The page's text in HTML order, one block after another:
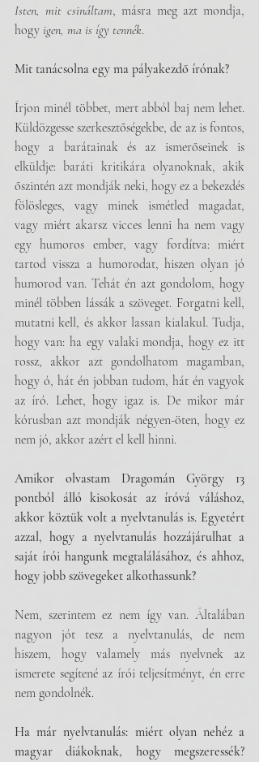
Isten, mit csináltam, másra meg azt mondja,
hogy igen, ma is így tennék.
Mit tanácsolna egy ma pályakezdő írónak?
Írjon minél többet, mert abból baj nem lehet.
Küldözgesse szerkesztőségekbe, de az is fontos,
hogy a barátainak és az ismerőseinek is
elküldje: baráti kritikára olyanoknak, akik
őszintén azt mondják neki, hogy ez a bekezdés
fölösleges, vagy minek ismétled magadat,
vagy miért akarsz vicces lenni ha nem vagy
egy humoros ember, vagy fordítva: miért
tartod vissza a humorodat, hiszen olyan jó
humorod van. Tehát én azt gondolom, hogy
minél többen lássák a szöveget. Forgatni kell,
mutatni kell, és akkor lassan kialakul. Tudja,
hogy van: ha egy valaki mondja, hogy ez itt
rossz, akkor azt gondolhatom magamban,
hogy ó, hát én jobban tudom, hát én vagyok
az író. Lehet, hogy igaz is. De mikor már
kórusban azt mondják négyen-öten, hogy ez
nem jó, akkor azért el kell hinni.
Amikor olvastam Dragomán György 13
pontból álló kisokosát az íróvá váláshoz,
akkor köztük volt a nyelvtanulás is. Egyetért
azzal, hogy a nyelvtanulás hozzájárulhat a
saját írói hangunk megtalálásához, és ahhoz,
hogy jobb szövegeket alkothassunk?
Nem, szerintem ez nem így van. Általában
nagyon jót tesz a nyelvtanulás, de nem
hiszem, hogy valamely más nyelvnek az
ismerete segítené az írói teljesítményt, én erre
nem gondolnék.
Ha már nyelvtanulás: miért olyan nehéz a
magyar diákoknak, hogy megszeressék?